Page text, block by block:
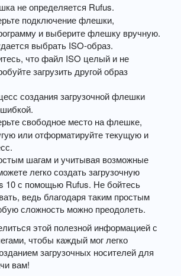
не определяется Rufus.
подключение флешки,
и выберите флешку вручную.
выбрать ISO-образ.
что файл ISO целый и не
загрузить другой образ
создания загрузочной флешки
свободное место на флешке,
или отформатируйте текущую и
шагам и учитывая возможные
легко создать загрузочную
10 с помощью Rufus. Не бойтесь
ведь благодаря таким простым
сложность можно преодолеть.
этой полезной информацией с
чтобы каждый мог легко
загрузочных носителей для
вам!